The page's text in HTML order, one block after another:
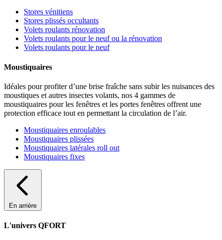
Stores vénitiens
Stores plissés occultants
Volets roulants rénovation
Volets roulants pour le neuf ou la rénovation
Volets roulants pour le neuf
Moustiquaires
Idéales pour profiter d’une brise fraîche sans subir les nuisances des
moustiques et autres insectes volants, nos 4 gammes de
moustiquaires pour les fenêtres et les portes fenêtres offrent une
protection efficace tout en permettant la circulation de l’air.
Moustiquaires enroulables
Moustiquaires plissées
Moustiquaires latérales roll out
Moustiquaires fixes
En arrière
L'univers QFORT